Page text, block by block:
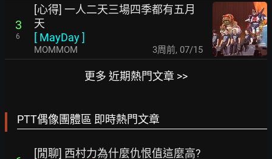
3
6
[心得] 一人二天三場四季都有五月
天
[ MayDay]
MOMMOM 3周前, 07/15
更多 近期熱門文章 >>
PTT偶像團體區 即時熱門文章
[閒聊] 西村力為什麼仇恨值這麼高?